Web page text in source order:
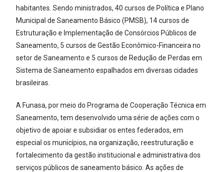
habitantes. Sendo ministrados, 40 cursos de Política e Plano
Municipal de Saneamento Básico (PMSB), 14 cursos de
Estruturação e Implementação de Consórcios Públicos de
Saneamento, 5 cursos de Gestão Econômico-Financeira no
setor de Saneamento e 5 cursos de Redução de Perdas em
Sistema de Saneamento espalhados em diversas cidades
brasileiras.
A Funasa, por meio do Programa de Cooperação Técnica em
Saneamento, tem desenvolvido uma série de ações com o
objetivo de apoiar e subsidiar os entes federados, em
especial os municípios, na organização, reestruturação e
fortalecimento da gestão institucional e administrativa dos
serviços públicos de saneamento básico. As ações de